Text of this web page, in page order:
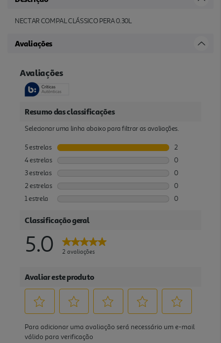
NECTAR COMPAL CLÁSSICO PERA 0.30L
Avaliações